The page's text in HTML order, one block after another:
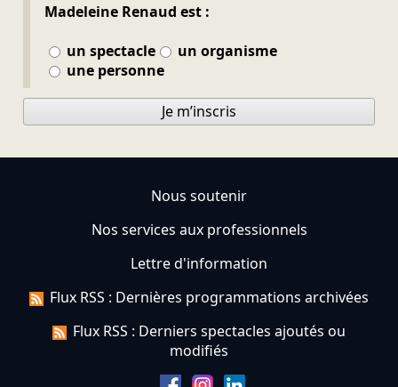
Madeleine Renaud est :
un spectacle
un organisme
une personne
Je m’inscris
Nous soutenir
Nos services aux professionnels
Lettre d'information
Flux RSS : Dernières programmations archivées
Flux RSS : Derniers spectacles ajoutés ou
modifiés